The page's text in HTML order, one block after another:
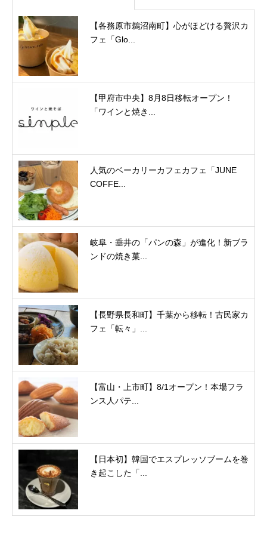
【各務原市鵜沼南町】心がほどける贅沢カ
フェ「Glo...
【甲府市中央】8月8日移転オープン！
「ワインと焼き...
人気のベーカリーカフェカフェ「JUNE
COFFE...
岐阜・垂井の「パンの森」が進化！新ブラ
ンドの焼き菓...
【長野県長和町】千葉から移転！古民家カ
フェ「転々」...
【富山・上市町】8/1オープン！本場フラ
ンス人パテ...
【日本初】韓国でエスプレッソブームを巻
き起こした「...